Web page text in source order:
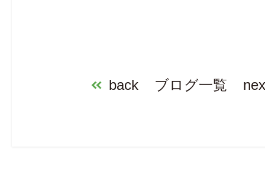
back ブログ一覧